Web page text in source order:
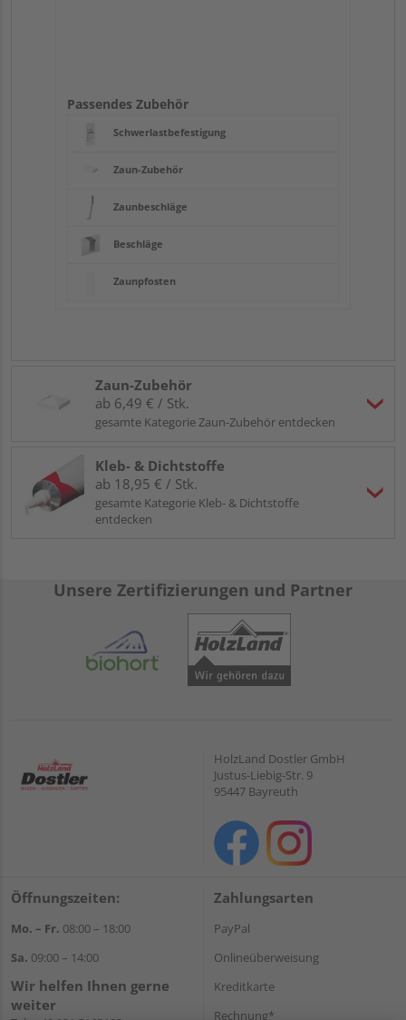
Passendes Zubehör
Schwerlastbefestigung
Zaun-Zubehör
Zaunbeschläge
Beschläge
Zaunpfosten
Zaun-Zubehör
ab 6,49 € / Stk.
gesamte Kategorie Zaun-Zubehör entdecken
Kleb- & Dichtstoffe
ab 18,95 € / Stk.
gesamte Kategorie Kleb- & Dichtstoffe
entdecken
Unsere Zertifizierungen und Partner
HolzLand Dostler GmbH
Justus-Liebig-Str. 9
95447 Bayreuth
Öffnungszeiten:
Mo. – Fr. 08:00 – 18:00
Sa. 09:00 – 14:00
Wir helfen Ihnen gerne
weiter
Zahlungsarten
PayPal
Onlineüberweisung
Kreditkarte
Rechnung*